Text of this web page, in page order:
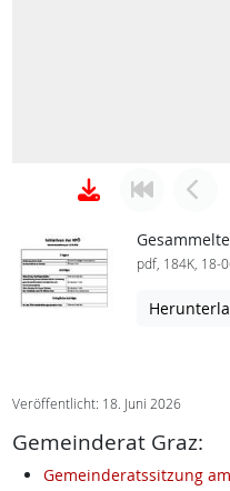
pdf, 184K, 18-
Veröffentlicht: 18. Juni 2026
Gemeinderat Graz:
Gemeinderatssitzung